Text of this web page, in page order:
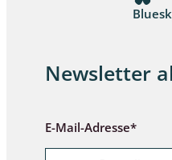
Newsletter
E-Mail-Adresse*